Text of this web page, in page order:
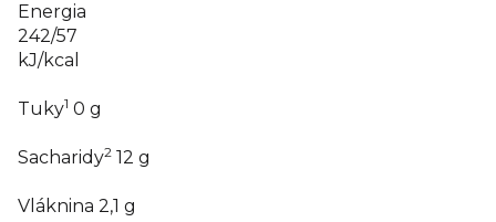
Energia
242/57
kJ/kcal
Tuky1 0 g
Sacharidy2 12 g
Vláknina 2,1 g